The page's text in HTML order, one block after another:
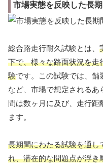
市場実態を反映した長
総合路走行耐久試験とは、
下で、様々な路面状況を走
験です。この試験では、舗
など、市場で想定されるあ
間は数ヶ月に及び、走行距
ます。
長期間にわたる試験を通し
れ、潜在的な問題点が浮き